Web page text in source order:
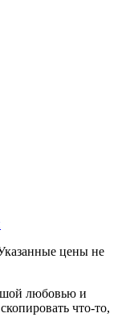
цены не
любовью и
что-то,